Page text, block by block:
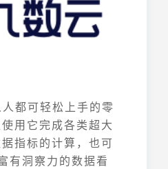
都可轻松上手的零
用它完成各类超大
指标的计算，也可
有洞察力的数据看